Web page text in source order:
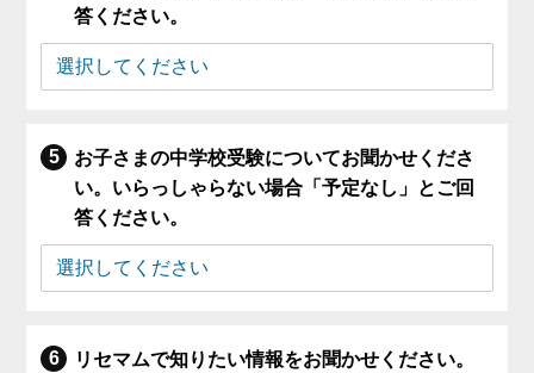
答ください。
お子さまの中学校受験についてお聞かせくださ
い。いらっしゃらない場合「予定なし」とご回
答ください。
リセマムで知りたい情報をお聞かせください。